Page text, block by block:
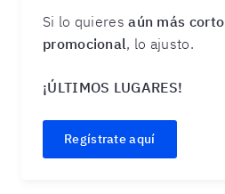
Si lo quieresaún más corto
promocional, lo ajusto.
¡ÚLTIMOS LUGARES!
Regístrate aquí